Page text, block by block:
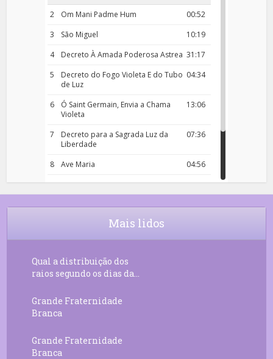
2
00:52
Om Mani Padme Hum
3
10:19
São Miguel
4
31:17
Decreto À Amada Poderosa Astrea
5
04:34
Decreto do Fogo Violeta E do Tubo
de Luz
6
13:06
Ó Saint Germain, Envia a Chama
Violeta
7
07:36
Decreto para a Sagrada Luz da
Liberdade
8
04:56
Ave Maria
9
18:00
Rosário da Criança
10
04:43
Decreto 50.03 – Diante da Vossa
Mais lidos
Qual a distribuição dos
raios segundo os dias da...
Grande Fraternidade
Branca
Grande Fraternidade
Branca